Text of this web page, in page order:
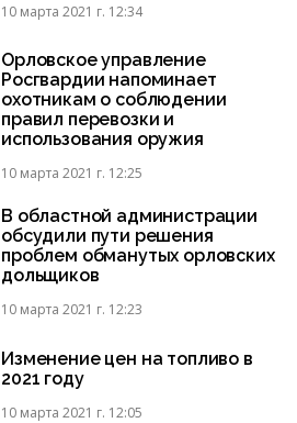
10 марта 2021 г. 12:34
Орловское управление
Росгвардии напоминает
охотникам о соблюдении
правил перевозки и
использования оружия
10 марта 2021 г. 12:25
В областной администрации
обсудили пути решения
проблем обманутых орловских
дольщиков
10 марта 2021 г. 12:23
Изменение цен на топливо в
2021 году
10 марта 2021 г. 12:05